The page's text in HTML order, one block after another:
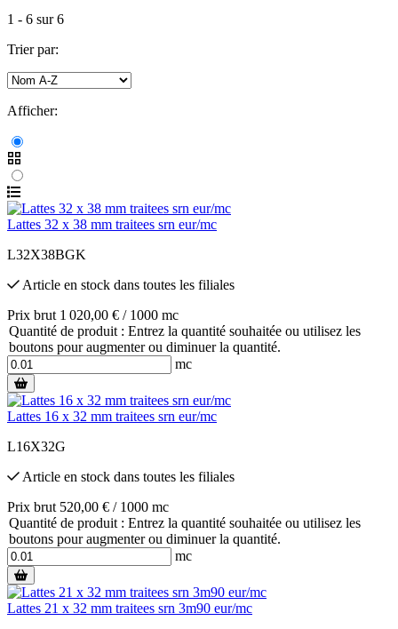
1 - 6 sur6
Trier par:
Afficher:
Lattes 32 x 38 mm traitees srn eur/mc
L32X38BGK
Article en stock dans toutes les filiales
Prix brut 1 020,00 € / 1000 mc
Quantité de produit : Entrez la quantité souhaitée ou utilisez les
boutons pour augmenter ou diminuer la quantité.
mc
Lattes 16 x 32 mm traitees srn eur/mc
L16X32G
Article en stock dans toutes les filiales
Prix brut 520,00 € / 1000 mc
Quantité de produit : Entrez la quantité souhaitée ou utilisez les
boutons pour augmenter ou diminuer la quantité.
mc
Lattes 21 x 32 mm traitees srn 3m90 eur/mc